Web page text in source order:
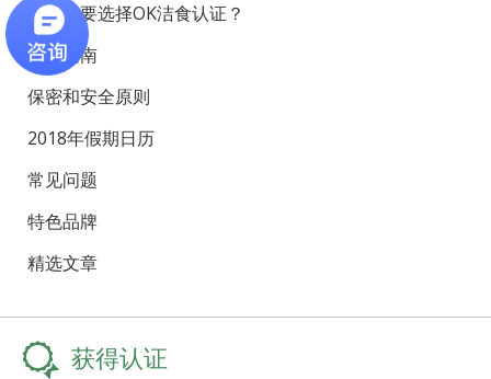
为什么要选择OK洁食认证？
工厂指南
保密和安全原则
2018年假期日历
常见问题
特色品牌
精选文章
获得认证